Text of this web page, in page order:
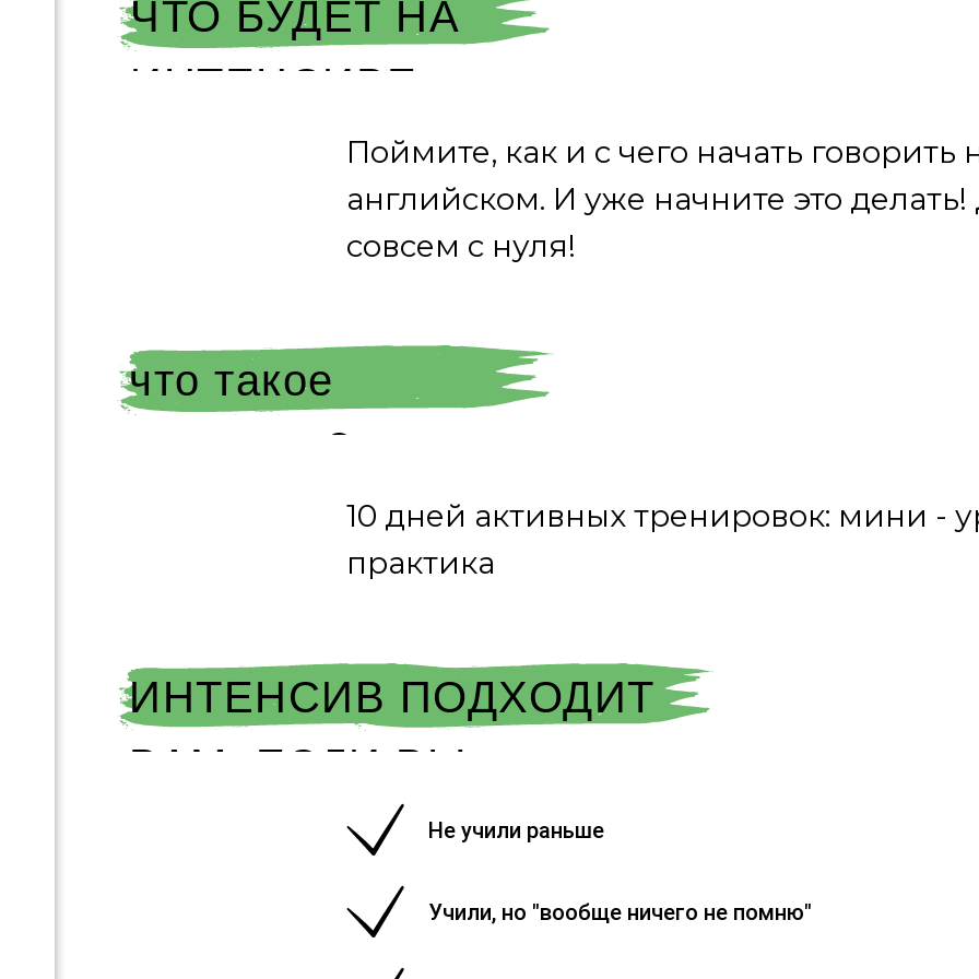
ЧТО БУДЕТ НА
ИНТЕНСИВЕ
Поймите, как и с чего начать говорить
английском. И уже начните это
совсем с нуля!
что такое
интенсив?
10 дней активных тренировок: мини -
практика
ИНТЕНСИВ ПОДХОДИТ
ВАМ, ЕСЛИ ВЫ
Не учили раньше
Учили, но "вообще ничего не помню"